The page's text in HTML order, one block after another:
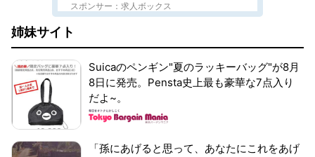
スポンサー：求人ボックス
姉妹サイト
Suicaのペンギン"夏のラッキーバッグ"が8月
8日に発売。Pensta史上最も豪華な7点入り
だよ~。
「孫にあげると思って、あなたにこれをあげ